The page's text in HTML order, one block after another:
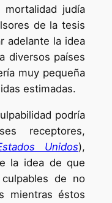
judía
de la tesis
adelante la idea
diversos países
muy pequeña
estimadas.
podría
receptores,
Unidos),
la idea de que
de no
mientras éstos